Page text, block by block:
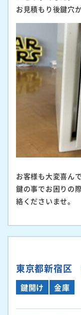
お見積もり後鍵穴
お客様も大変喜ん
鍵の事でお困りの
絡くださいませ。
東京都新宿区
鍵開け 金庫